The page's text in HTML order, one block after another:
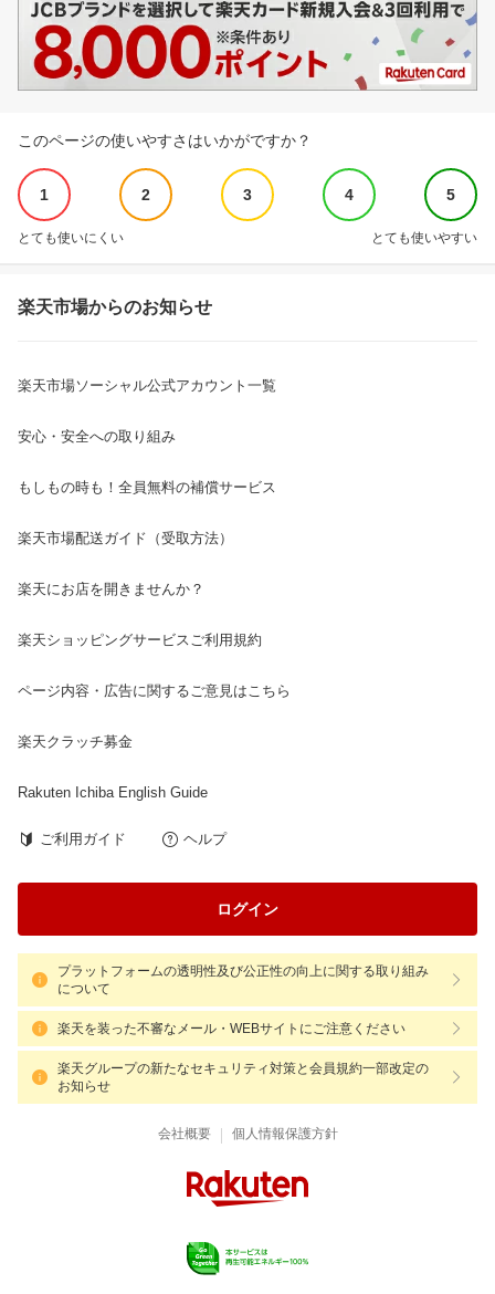
このページの使いやすさはいかがですか？
1 2 3 4 5
とても使いにくい とても使いやすい
楽天市場からのお知らせ
楽天市場ソーシャル公式アカウント一覧
安心・安全への取り組み
もしもの時も！全員無料の補償サービス
楽天市場配送ガイド（受取方法）
楽天にお店を開きませんか？
楽天ショッピングサービスご利用規約
ページ内容・広告に関するご意見はこちら
楽天クラッチ募金
Rakuten Ichiba English Guide
ご利用ガイド ヘルプ
ログイン
プラットフォームの透明性及び公正性の向上に関する取り組み
について
楽天を装った不審なメール・WEBサイトにご注意ください
楽天グループの新たなセキュリティ対策と会員規約一部改定の
お知らせ
会社概要 | 個人情報保護方針